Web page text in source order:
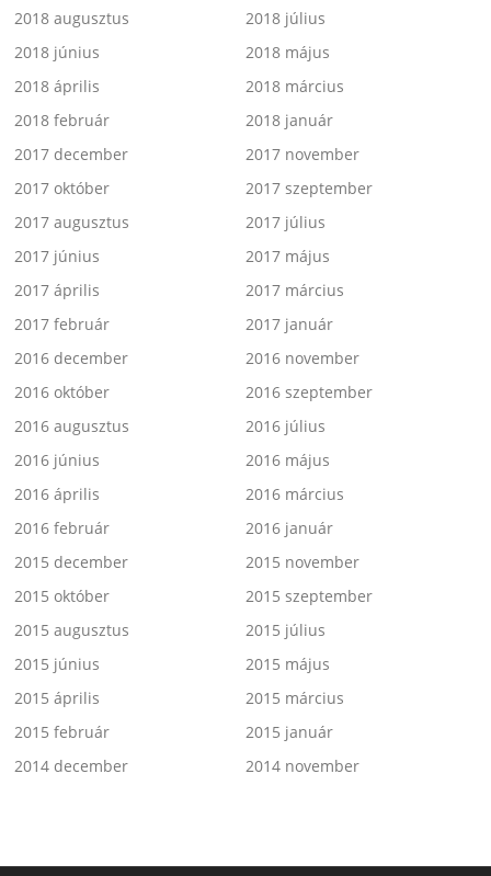
2018 augusztus
2018 július
2018 június
2018 május
2018 április
2018 március
2018 február
2018 január
2017 december
2017 november
2017 október
2017 szeptember
2017 augusztus
2017 július
2017 június
2017 május
2017 április
2017 március
2017 február
2017 január
2016 december
2016 november
2016 október
2016 szeptember
2016 augusztus
2016 július
2016 június
2016 május
2016 április
2016 március
2016 február
2016 január
2015 december
2015 november
2015 október
2015 szeptember
2015 augusztus
2015 július
2015 június
2015 május
2015 április
2015 március
2015 február
2015 január
2014 december
2014 november